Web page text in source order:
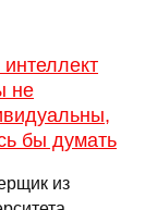
не
бы думать
из